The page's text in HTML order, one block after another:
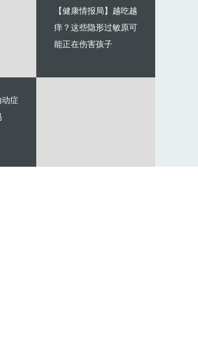
【健康情报局】越吃越
痒？这些隐形过敏原可
能正在伤害孩子
动症